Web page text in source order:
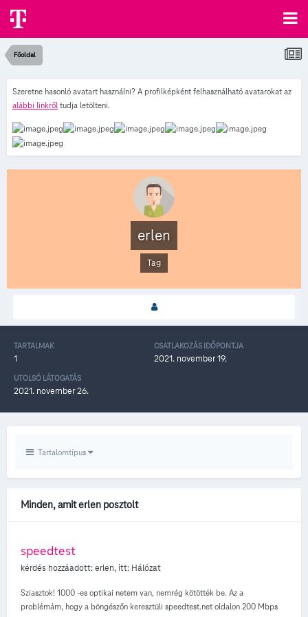
Főoldal
Szeretne hasonló avatart használni? A profilképként felhasználható avatarokat az
alábbi linkről tudja letölteni.
erlen
Tag
TARTALMAK
1
CSATLAKOZÁS IDŐPONTJA
2021. november 19.
UTOLSÓ LÁTOGATÁS
2021. november 26.
Tartalomtípus
Minden, amit erlen posztolt
speedtest
kérdés hozzáadott:erlen, itt: Hálózat
Sziasztok! 1000 -es optikai netem van, nemrég kötötték be. Az a
problémám, hogy a böngészőn keresztüli speedtest.net oldalon 200 Mbps